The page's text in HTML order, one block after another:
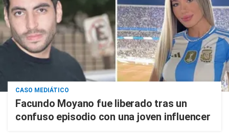
CASO MEDIÁTICO
Facundo Moyano fue liberado tras un
confuso episodio con una joven influencer